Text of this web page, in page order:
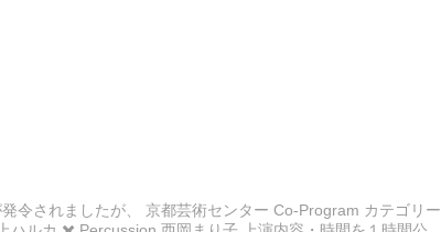
令されましたが、 京都芸術センター Co-Program カテゴリー